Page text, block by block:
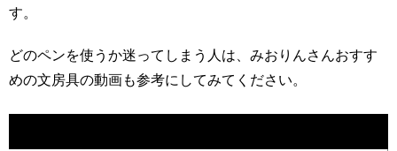
す。
どのペンを使うか迷ってしまう人は、みおりんさんおすす
めの文房具の動画も参考にしてみてください。